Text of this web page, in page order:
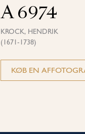
A 6974
KROCK, HENDRIK
(1671-1738)
KØB EN